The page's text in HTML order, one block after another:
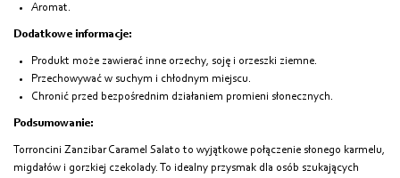
Aromat.
Dodatkowe informacje:
Produkt może zawierać inne orzechy, soję i orzeszki ziemne.
Przechowywać w suchym i chłodnym miejscu.
Chronić przed bezpośrednim działaniem promieni słonecznych.
Podsumowanie:
Torroncini Zanzibar Caramel Salato to wyjątkowe połączenie słonego karmelu,
migdałów i gorzkiej czekolady. To idealny przysmak dla osób szukających